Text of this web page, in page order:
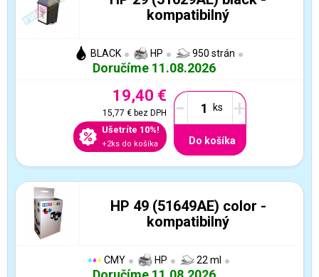
kompatibilný
BLACK HP 950 strán
Doručíme 11.08.2026
19,40 €
15,77 €bez DPH
Ušetríte 10%!
+2ks do košíka
- +
Do košíka
HP 49 (51649AE) color -
kompatibilný
CMY HP 22 ml